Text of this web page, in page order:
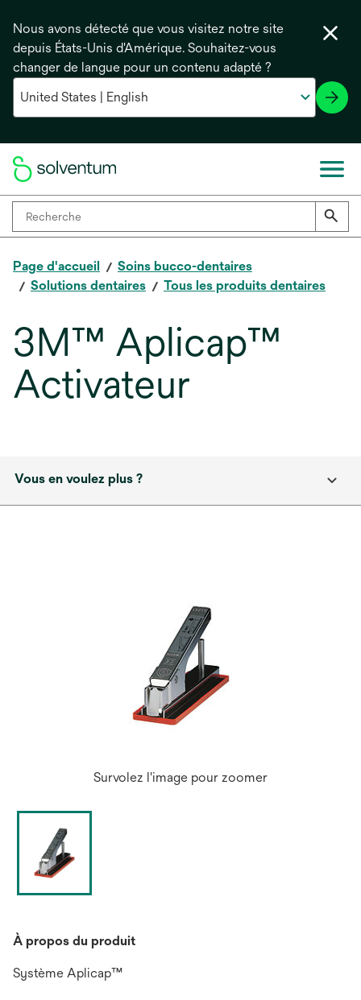
Nous avons détecté que vous visitez notre site
depuis États-Unis d'Amérique. Souhaitez-vous
changer de langue pour un contenu adapté ?
Page d'accueil
Soins bucco-dentaires
Solutions dentaires
Tous les produits dentaires
3M™ Aplicap™
Activateur
Vous en voulez plus ?
Survolez l'image pour zoomer
À propos du produit
Système Aplicap™